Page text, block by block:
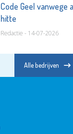
Code Geel vanwege
hitte
Redactie - 14-07-2026
Alle bedrijven